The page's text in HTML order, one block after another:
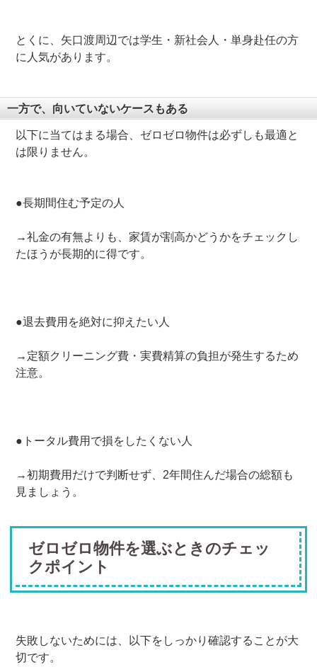
とくに、矢口渡周辺では学生・新社会人・単身赴任の方
に人気があります。
一方で、向いていないケースもある
以下に当てはまる場合、ゼロゼロ物件は必ずしも最適と
は限りません。
●長期間住む予定の人
→礼金の有無よりも、家賃が割高かどうかをチェックし
たほうが長期的に得です。
●退去費用を絶対に抑えたい人
→定額クリーニング費・実費精算の負担が発生するため
注意。
●トータル費用で損をしたくない人
→初期費用だけで判断せず、2年間住んだ場合の総額も
見ましょう。
ゼロゼロ物件を選ぶときのチェッ
クポイント
失敗しないためには、以下をしっかり確認することが大
切です。